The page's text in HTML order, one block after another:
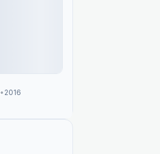
• 2016